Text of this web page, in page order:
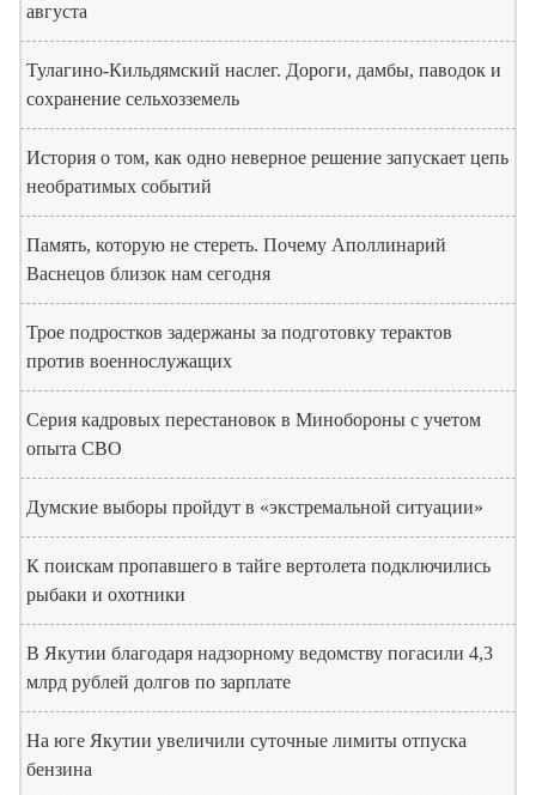
августа
Тулагино-Кильдямский наслег. Дороги, дамбы, паводок и
сохранение сельхозземель
История о том, как одно неверное решение запускает цепь
необратимых событий
Память, которую не стереть. Почему Аполлинарий
Васнецов близок нам сегодня
Трое подростков задержаны за подготовку терактов
против военнослужащих
Серия кадровых перестановок в Минобороны с учетом
опыта СВО
Думские выборы пройдут в «экстремальной ситуации»
К поискам пропавшего в тайге вертолета подключились
рыбаки и охотники
В Якутии благодаря надзорному ведомству погасили 4,3
млрд рублей долгов по зарплате
На юге Якутии увеличили суточные лимиты отпуска
бензина